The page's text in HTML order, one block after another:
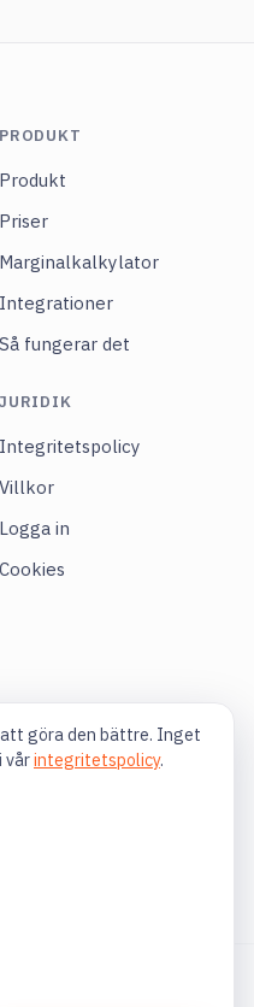
PRODUKT
Produkt
Priser
Marginalkalkylator
Integrationer
Så fungerar det
JURIDIK
Integritetspolicy
Villkor
Logga in
Cookies
göra den bättre. Inget
vårintegritetspolicy.